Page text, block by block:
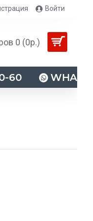
Войти
0 (0р.)
60